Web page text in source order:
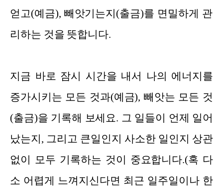
얻고(예금), 빼앗기는지(출금)를 면밀하게 관
리하는 것을 뜻합니다.
지금 바로 잠시 시간을 내서 나의 에너지를
증가시키는 모든 것과(예금), 빼앗는 모든 것
(출금)을 기록해 보세요. 그 일들이 언제 일어
났는지, 그리고 큰일인지 사소한 일인지 상관
없이 모두 기록하는 것이 중요합니다.(혹 다
소 어렵게 느껴지신다면 최근 일주일이나 한